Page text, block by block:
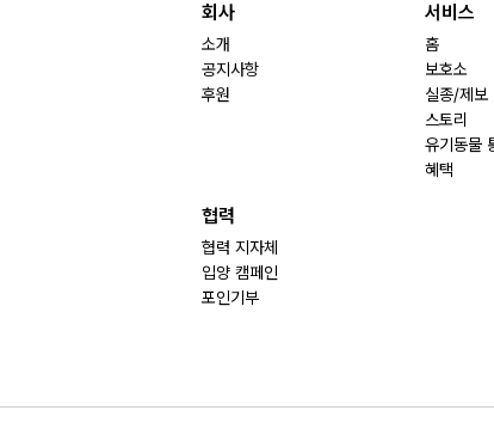
회사
소개
공지사항
후원
서비스
홈
보호소
실종/제보
스토리
유기동물
혜택
협력
협력 지자체
입양 캠페인
포인기부